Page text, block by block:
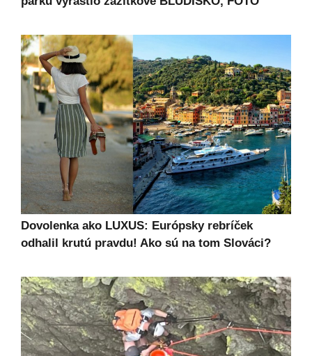
Dovolenka ako LUXUS: Európsky rebríček
odhalil krutú pravdu! Ako sú na tom Slováci?